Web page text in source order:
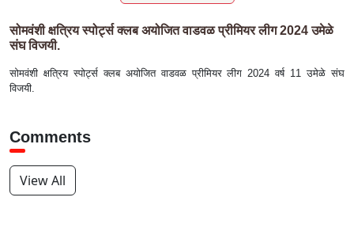
सोमवंशी क्षत्रिय स्पोर्ट्स क्लब अयोजित वाडवळ प्रीमियर लीग 2024 उमेळे
संघ विजयी.
सोमवंशी क्षत्रिय स्पोर्ट्स क्लब अयोजित वाडवळ प्रीमियर लीग 2024 वर्ष 11 उमेळे संघ
विजयी.
Comments
View All